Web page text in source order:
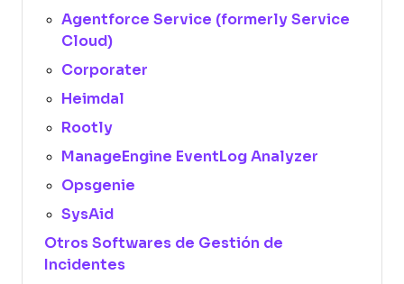
Agentforce Service (formerly Service
Cloud)
Corporater
Heimdal
Rootly
ManageEngine EventLog Analyzer
Opsgenie
SysAid
Otros Softwares de Gestión de
Incidentes